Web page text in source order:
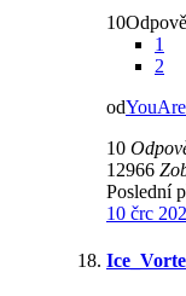
1
2
od
10
12966
Poslední
10 črc